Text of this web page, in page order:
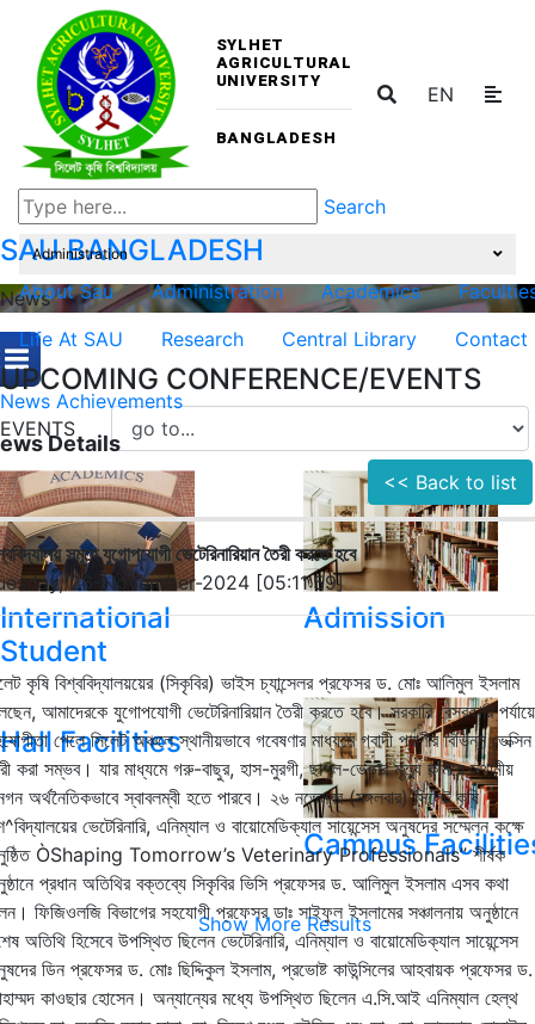
SYLHET
AGRICULTURAL
UNIVERSITY
BANGLADESH
EN
Search
SAUBANGLADESH
About Sau Administration Academics
Life At SAU
Research Central Library Contact
UPCOMING CONFERENCE/EVENTS
EVENTS
International
Student
Admission
Hall Facilities
Campus
Show More Results
Administration
News
News Achievements
Details
<< Back to list
সমূহে যুগোপযোগী ভেটেরিনারিয়ান তৈরী করতে হবে
26-November-2024 [05:11:59]
কৃষি বিশ্ববিদ্যালয়য়ের (সিকৃবির) ভাইস চ্যান্সেলর প্রফেসর ড. মোঃ আলিমুল ইসলাম
আমাদেরকে যুগোপযোগী ভেটেরিনারিয়ান তৈরী করতে হবে। সরকারি বেসরকারি পর্যায়ে
পেলে সিলেট অঞ্চলে স্থানীয়ভাবে গবেষণার মাধ্যমে গবাদী প্রাণীর বিভিন্ন ভেক্সিন
করা সম্ভব। যার মাধ্যমে গরু-বাছুর, হাস-মুরগী, ছাগল-ভেড়ার মৃত্যু কমিয়ে স্থানীয়
অর্থনৈতিকভাবে স্বাবলম্বী হতে পারবে। ২৬ নভেম্বর (মঙ্গলবার) সিলেট কৃষি
ভেটেরিনারি, এনিম্যাল ও বায়োমেডিক্যাল সায়েন্সেস অনুষদের সম্মেলন কক্ষে
ÒShaping Tomorrow’s Veterinary Professionals”শীর্ষক
প্রধান অতিথির বক্তব্যে সিকৃবির ভিসি প্রফেসর ড. আলিমুল ইসলাম এসব কথা
ফিজিওলজি বিভাগের সহযোগী প্রফেসর ডাঃ সাইফুল ইসলামের সঞ্চালনায় অনুষ্ঠানে
অতিথি হিসেবে উপস্থিত ছিলেন ভেটেরিনারি, এনিম্যাল ও বায়োমেডিক্যাল সায়েন্সেস
ডিন প্রফেসর ড. মোঃ ছিদ্দিকুল ইসলাম, প্রভোষ্ট কাউন্সিলের আহবায়ক প্রফেসর ড.
কাওছার হোসেন। অন্যান্যের মধ্যে উপস্থিত ছিলেন এ.সি.আই এনিম্যাল হেল্থ